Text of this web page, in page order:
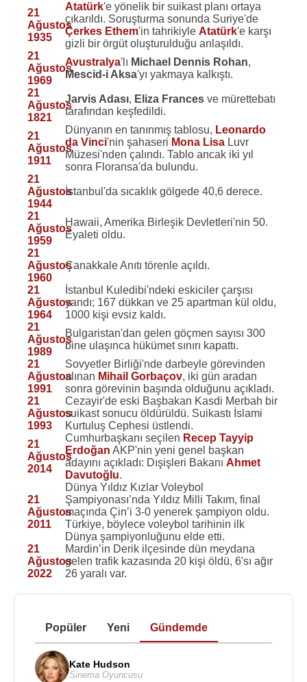
21
Ağustos
1935
Atatürk'e yönelik bir suikast planı ortaya
çıkarıldı. Soruşturma sonunda Suriye'de
Çerkes Ethem'in tahrikiyleAtatürk'e karşı
gizli bir örgüt oluşturulduğu anlaşıldı.
21
Ağustos
1969
Avustralya'lı Michael Dennis Rohan,
Mescid-i Aksa'yı yakmaya kalkıştı.
21
Ağustos
1821
Jarvis Adası, Eliza Frances ve mürettebatı
tarafından keşfedildi.
21
Ağustos
1911
Dünyanın en tanınmış tablosu, Leonardo
da Vinci'nin şahaseri Mona Lisa Luvr
Müzesi'nden çalındı. Tablo ancak iki yıl
sonra Floransa'da bulundu.
21
Ağustos
1944
İstanbul'da sıcaklık gölgede 40,6 derece.
21
Ağustos
1959
Hawaii, Amerika Birleşik Devletleri'nin 50.
Eyaleti oldu.
21
Ağustos
1960
Çanakkale Anıtı törenle açıldı.
21
Ağustos
1964
İstanbul Kuledibi'ndeki eskiciler çarşısı
yandı; 167 dükkan ve 25 apartman kül oldu,
1000 kişi evsiz kaldı.
21
Ağustos
1989
Bulgaristan'dan gelen göçmen sayısı 300
bine ulaşınca hükümet sınırı kapattı.
21
Ağustos
1991
Sovyetler Birliği'nde darbeyle görevinden
alınan Mihail Gorbaçov, iki gün aradan
sonra görevinin başında olduğunu açıkladı.
21
Ağustos
1993
Cezayir'de eski Başbakan Kasdi Merbah bir
suikast sonucu öldürüldü. Suikastı İslami
Kurtuluş Cephesi üstlendi.
21
Ağustos
2014
Cumhurbaşkanı seçilen Recep Tayyip
Erdoğan AKP'nin yeni genel başkan
adayını açıkladı: Dışişleri BakanıAhmet
Davutoğlu.
21
Ağustos
2011
Dünya Yıldız Kızlar Voleybol
Şampiyonası’nda Yıldız Milli Takım, final
maçında Çin’i 3-0 yenerek şampiyon oldu.
Türkiye, böylece voleybol tarihinin ilk
Dünya şampiyonluğunu elde etti.
21
Ağustos
2022
Mardin’in Derik ilçesinde dün meydana
gelen trafik kazasında 20 kişi öldü, 6'sı ağır
26 yaralı var.
Popüler Yeni Gündemde
Kate Hudson
Sinema Oyuncusu